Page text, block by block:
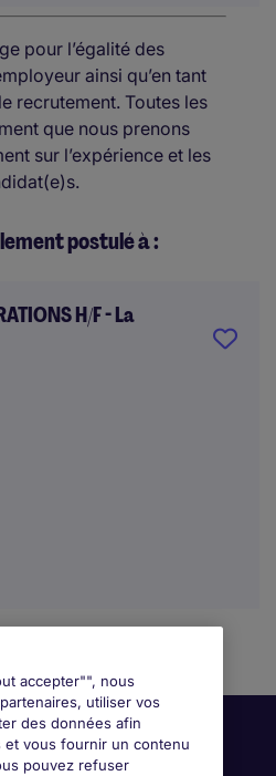
pour l’égalité des
ainsi qu’en tant
recrutement. Toutes les
que nous prenons
sur l’expérience et les
postulé à :
H/F - La
accepter"", nous
utiliser vos
des données afin
vous fournir un contenu
pouvez refuser